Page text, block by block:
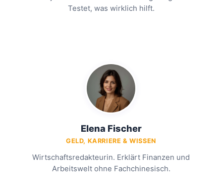
Testet, was wirklich hilft.
Elena Fischer
GELD, KARRIERE & WISSEN
Wirtschaftsredakteurin. Erklärt Finanzen und
Arbeitswelt ohne Fachchinesisch.